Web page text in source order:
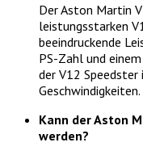
Der Aston Martin
leistungsstarken
beeindruckende
PS-Zahl und
der V12
Geschwindigkeiten.
Kann der Aston
werden?